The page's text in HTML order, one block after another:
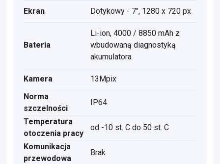
Ekran Dotykowy - 7", 1280 x 720 px
Bateria
Li-ion, 4000 / 8850 mAh z
wbudowaną diagnostyką
akumulatora
Kamera
13Mpix
Norma
szczelności
IP64
Temperatura
otoczenia pracy
od -10 st. C do 50 st. C
Komunikacja
przewodowa
Brak